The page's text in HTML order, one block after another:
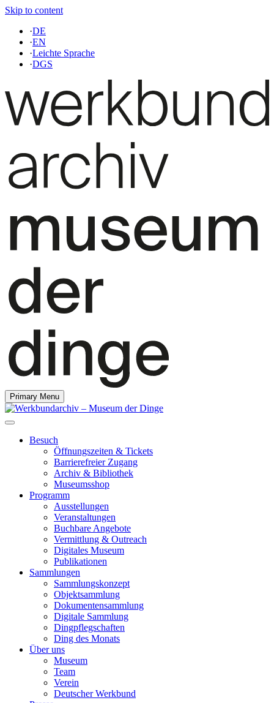
Skip to content
·DE
·EN
·Leichte Sprache
·DGS
Primary Menu
Besuch
Öffnungszeiten & Tickets
Barrierefreier Zugang
Archiv & Bibliothek
Museumsshop
Programm
Ausstellungen
Veranstaltungen
Buchbare Angebote
Vermittlung & Outreach
Digitales Museum
Publikationen
Sammlungen
Sammlungskonzept
Objektsammlung
Dokumentensammlung
Digitale Sammlung
Dingpflegschaften
Ding des Monats
Über uns
Museum
Team
Verein
Deutscher Werkbund